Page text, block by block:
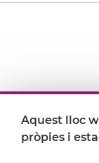
On ens
Aquest lloc
pròpies i